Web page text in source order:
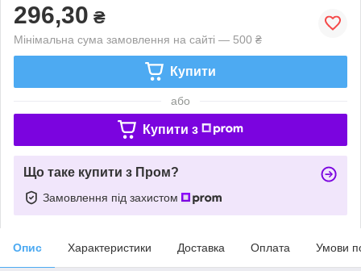
296,30 ₴
Мінімальна сума замовлення на сайті — 500 ₴
Купити
або
Купити з
Що таке купити з Пром?
Замовлення під захистом
Опис Характеристики Доставка Оплата Умови